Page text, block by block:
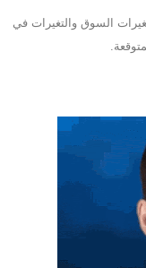
السوق والتغيرات في